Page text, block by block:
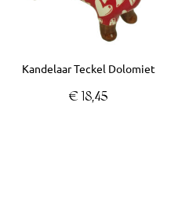
Kandelaar Teckel Dolomiet
€ 18,45